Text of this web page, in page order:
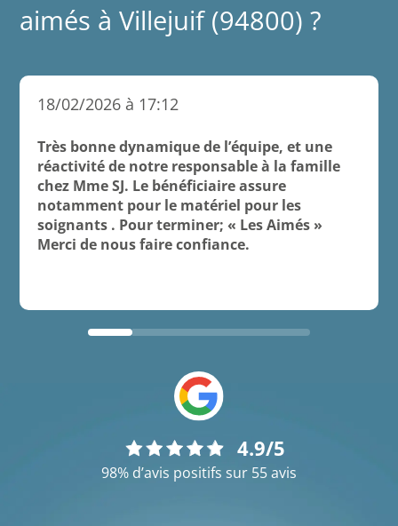
aimés à Villejuif (94800) ?
18/02/2026 à 17:12
Très bonne dynamique de l’équipe, et une
réactivité de notre responsable à la famille
chez Mme SJ. Le bénéficiaire assure
notamment pour le matériel pour les
soignants . Pour terminer; « Les Aimés »
Merci de nous faire confiance.
4.9/5
98% d’avis positifs sur 55 avis